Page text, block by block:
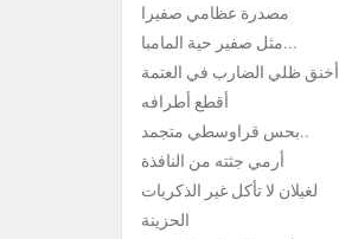
مصدرة عظامي صفيرا
مثل صفير حية المامبا...
أخنق ظلي الضارب في العتمة
أقطع أطرافه
بحس قراوسطي متجمد..
أرمي جثته من النافذة
لغيلان لا تأكل غير الذكريات
الحزينة